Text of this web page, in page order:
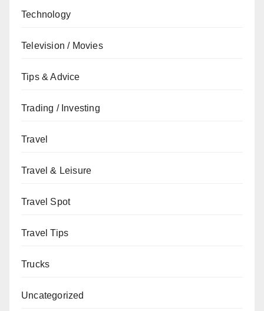
Technology
Television / Movies
Tips & Advice
Trading / Investing
Travel
Travel & Leisure
Travel Spot
Travel Tips
Trucks
Uncategorized